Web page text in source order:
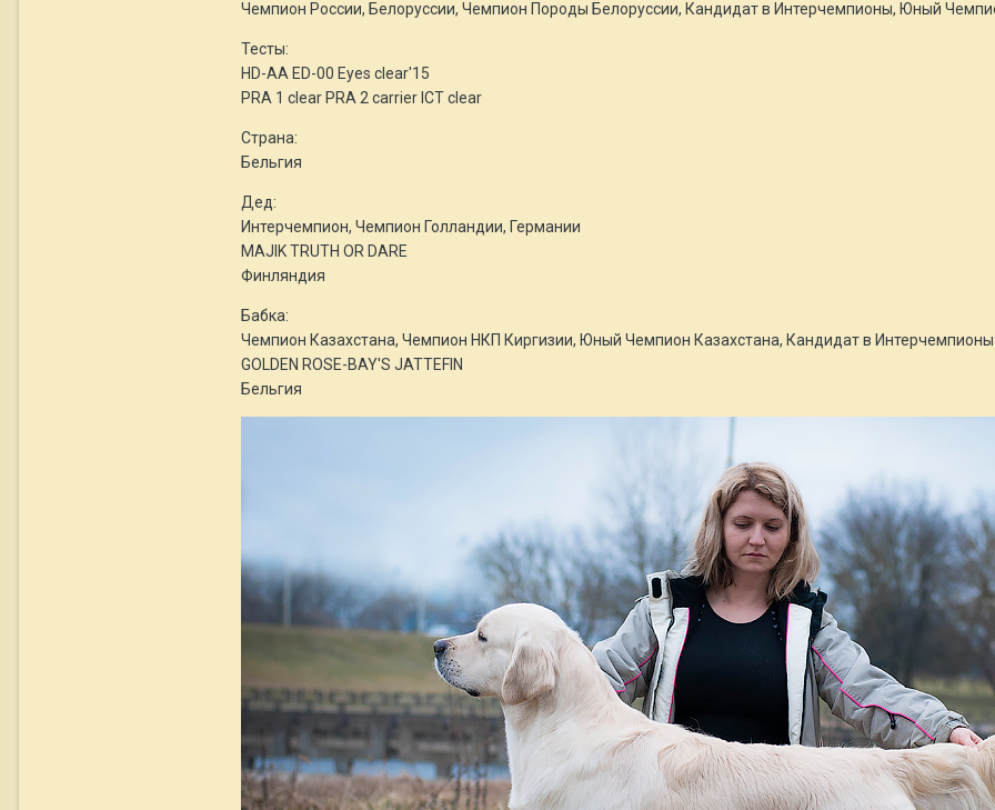
Чемпион России, Белоруссии, Чемпион Породы Белоруссии, Кандидат в Интерчемпионы, Юный
Тесты:
HD-AA ED-00 Eyes clear'15
PRA 1 clear PRA 2 carrier ICT clear
Страна:
Бельгия
Дед:
Интерчемпион, Чемпион Голландии, Германии
MAJIK TRUTH OR DARE
Финляндия
Бабка:
Чемпион Казахстана, Чемпион НКП Киргизии, Юный Чемпион Казахстана, Кандидат в
GOLDEN ROSE-BAY'S JATTEFIN
Бельгия